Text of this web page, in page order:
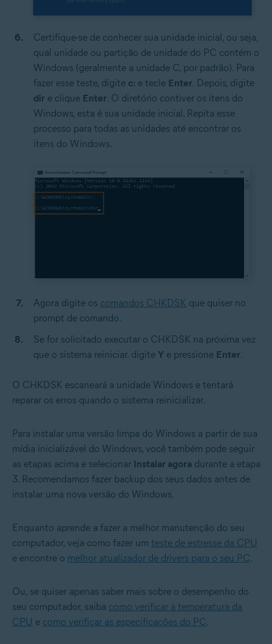
Certifique-se de conhecer sua unidade inicial, ou seja,
qual unidade ou partição de unidade do PC contém o
Windows (geralmente a unidade C, por padrão). Para
fazer esse teste, digite c: e tecle Enter. Depois, digite
dir e clique Enter. O diretório contiver os itens do
Windows, esta é sua unidade inicial. Repita esse
processo para todas as unidades até encontrar os
itens do Windows.
Agora digite os comandos CHKDSK que quiser no
prompt de comando.
Se for solicitado executar o CHKDSK na próxima vez
que o sistema reiniciar. digite Y e pressione Enter.
O CHKDSK escaneará a unidade Windows e tentará
reparar os erros quando o sistema reinicializar.
Para instalar uma versão limpa do Windows a partir de sua
mídia inicializável do Windows, você também pode seguir
as etapas acima e selecionar Instalar agora durante a etapa
3. Recomendamos fazer backup dos seus dados antes de
instalar uma nova versão do Windows.
Enquanto aprende a fazer a melhor manutenção do seu
computador, veja como fazer um teste de estresse da CPU
e encontre o melhor atualizador de drivers para o seu PC.
Ou, se quiser apenas saber mais sobre o desempenho do
seu computador, saiba como verificar a temperatura da
CPU e como verificar as especificações do PC.